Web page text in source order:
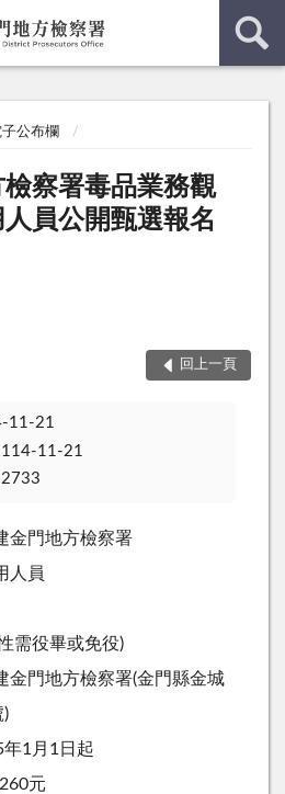
子公布欄
察署毒品業務觀
員公開甄選報名
回上一頁
11-21
11-21
金門地方檢察署
人員
需役畢或免役)
金門地方檢察署(金門縣金城
)
年1 月 1 日起
元